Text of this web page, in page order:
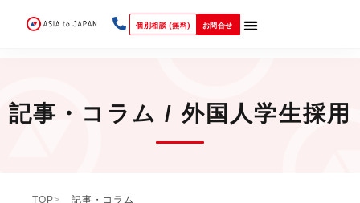
個別相談 (無料) お問合せ
記事・コラム / 外国人学生採用
TOP 記事・コラム